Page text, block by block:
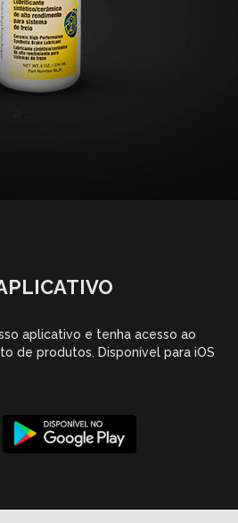
aplicativo e tenha acesso ao
de produtos. Disponível para iOS